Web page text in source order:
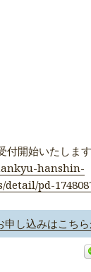
付開始いたします
hanshin-
detail/pd-
申し込みはこち